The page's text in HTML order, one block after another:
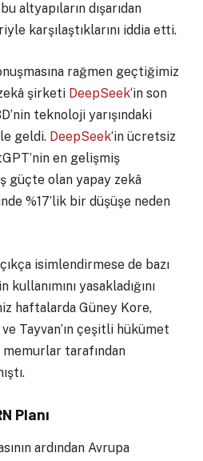
altyapıların dışarıdan
karşılaştıklarını iddia etti.
rağmen geçtiğimiz
şirketi DeepSeek‘in son
teknoloji yarışındaki
geldi. DeepSeek‘in ücretsiz
en gelişmiş
güçte olan yapay zekâ
%17’lik bir düşüşe neden
isimlendirmese de bazı
yasakladığını
haftalarda Güney Kore,
Tayvan’ın çeşitli hükümet
memurlar tarafından
Planı
ardından Avrupa